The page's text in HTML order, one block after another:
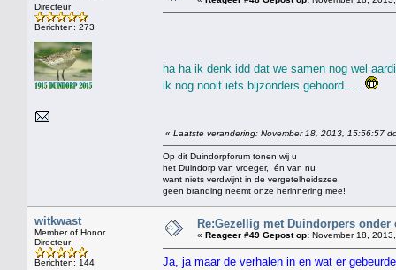
Directeur
Berichten: 273
ha ha ik denk idd dat we samen nog wel
ik nog nooit iets bijzonders gehoord.....
« Laatste verandering: November 18, 2013, 15:56:57
Op dit Duindorpforum tonen wij u
het Duindorp van vroeger, én van nu
want niets verdwijnt in de vergetelheidszee,
geen branding neemt onze herinnering mee!
witkwast
Member of Honor
Directeur
Berichten: 144
Re:Gezellig met Duindorpers
« Reageer #49 Gepost op: November 18,
Ja, ja maar de verhalen in en wat er